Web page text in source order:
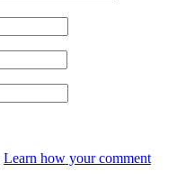
Learn how your comment